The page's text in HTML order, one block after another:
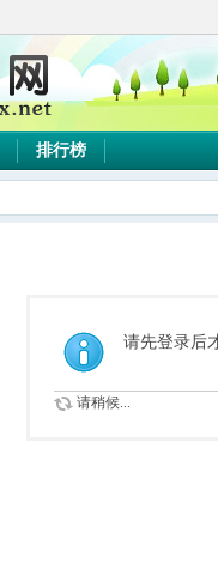
排行榜
请先登录后
请稍候...